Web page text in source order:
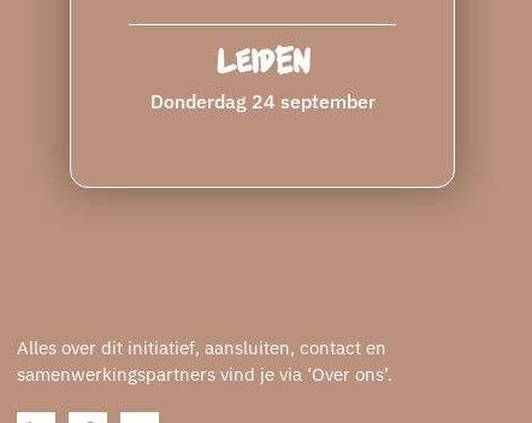
Leiden
Donderdag 24 september
Alles over dit initiatief, aansluiten, contact en
samenwerkingspartners vind je via ‘Over ons’.